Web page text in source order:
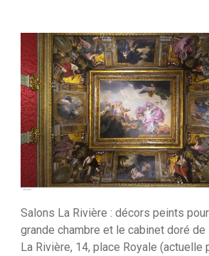
Salons La Rivière : décors peints
grande chambre et le cabinet doré de
La Rivière, 14, place Royale (actuelle